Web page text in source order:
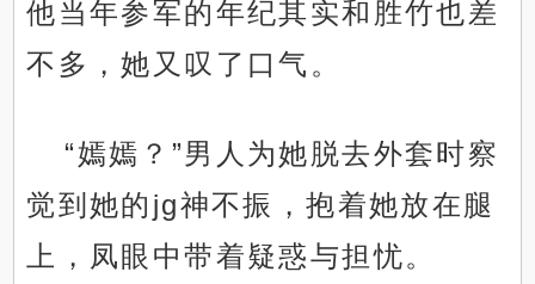
他当年参军的年纪其实和胜竹也差
不多，她又叹了口气。
“嫣嫣？”男人为她脱去外套时察
觉到她的jg神不振，抱着她放在腿
上，凤眼中带着疑惑与担忧。